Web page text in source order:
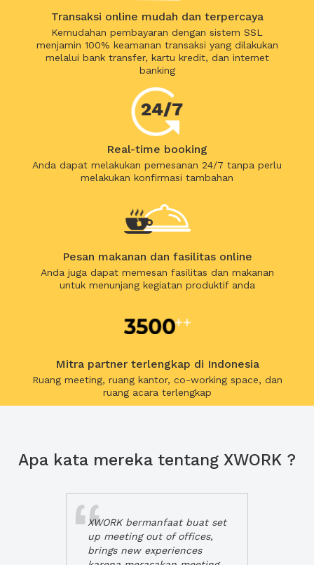
Transaksi online mudah dan terpercaya
Kemudahan pembayaran dengan sistem SSL
menjamin 100% keamanan transaksi yang dilakukan
melalui bank transfer, kartu kredit, dan internet
banking
Real-time booking
Anda dapat melakukan pemesanan 24/7 tanpa perlu
melakukan konfirmasi tambahan
Pesan makanan dan fasilitas online
Anda juga dapat memesan fasilitas dan makanan
untuk menunjang kegiatan produktif anda
Mitra partner terlengkap di Indonesia
Ruang meeting, ruang kantor, co-working space, dan
ruang acara terlengkap
Apa kata mereka tentang XWORK ?
XWORK bermanfaat buat set
up meeting out of offices,
brings new experiences